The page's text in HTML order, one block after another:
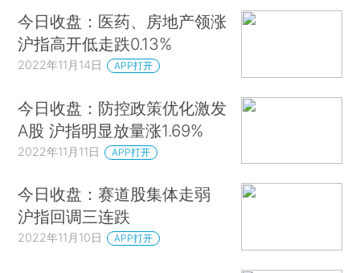
今日收盘：医药、房地产领涨
沪指高开低走跌0.13%
2022年11月14日 APP打开
今日收盘：防控政策优化激发
A股 沪指明显放量涨1.69%
2022年11月11日 APP打开
今日收盘：赛道股集体走弱
沪指回调三连跌
2022年11月10日 APP打开